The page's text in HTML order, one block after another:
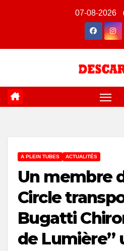
07-08-2026
A PLEIN TUBES ACTUALITÉS
Un membre
Circle
Bugatti
de Lumière”